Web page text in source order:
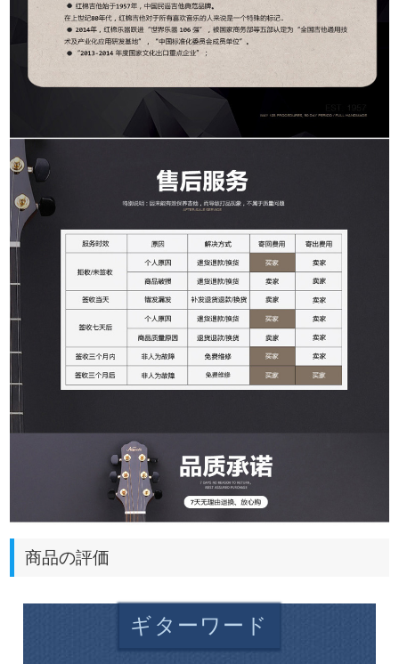
商品の評価
ギターワード